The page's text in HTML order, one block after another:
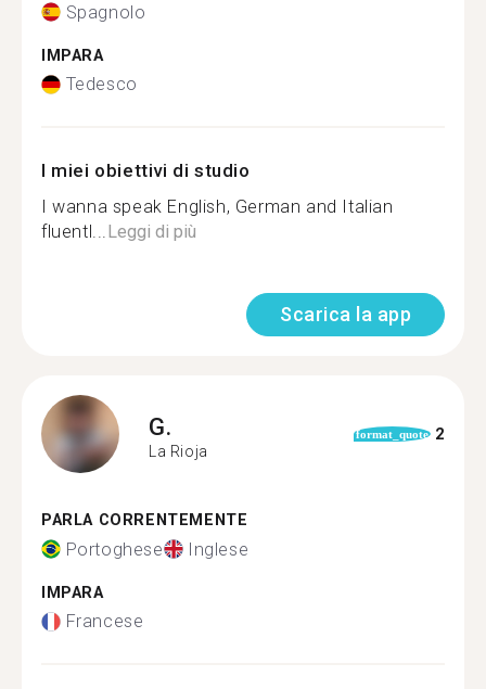
Spagnolo
IMPARA
Tedesco
I miei obiettivi di studio
I wanna speak English, German and Italian
fluentl...Leggi di più
Scarica la app
G.
La Rioja
format_quote 2
PARLA CORRENTEMENTE
Portoghese Inglese
IMPARA
Francese